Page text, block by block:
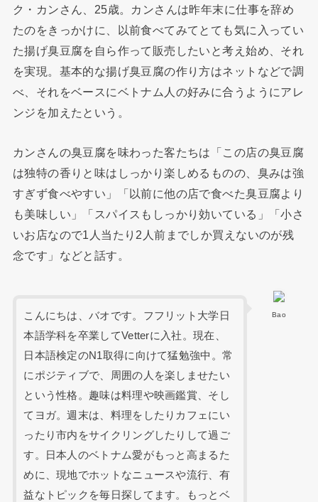
ク・カンさん、25歳。カンさんは昨年末に仕事を辞め
たのをきっかけに、以前食べてみてとても気に入ってい
た揚げ臭豆腐を自ら作って販売したいと考え始め、それ
を実現。基本的な揚げ臭豆腐の作り方はネットなどで調
べ、それをベースにベトナム人の好みに合うようにアレ
ンジを加えたという。
カンさんの臭豆腐を味わった客たちは「この店の臭豆腐
は独特の香りと味はしっかり楽しめるものの、臭みは強
すぎず食べやすい」「以前に他の店で食べた臭豆腐より
も美味しい」「スパイスもしっかり効いている」「小さ
いお店なので1人当たり2人前までしか買えないのが残
念です」などと話す。
Bao
こんにちは、バオです。フフリット大学日
本語学科を卒業してVetterに入社。現在、
日本語検定のN1取得に向けて猛勉強中。常
にポジティブで、周囲の人を楽しませたい
という性格。趣味は料理や映画鑑賞、そし
てヨガ。週末は、料理をしたりカフェにい
ったり市内をサイクリングしたりして過ご
す。日本人のベトナム愛がもっと高まるた
めに、現地でホットなニュースや流行、有
益なトピックを毎日探してます。もっとベ